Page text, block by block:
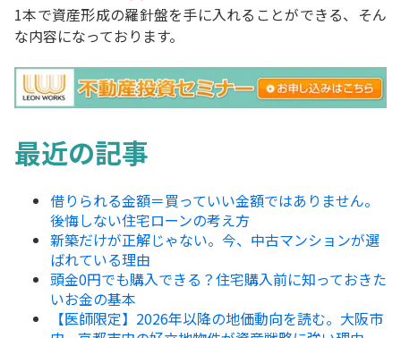
1本で資産形成の羅針盤を手に入れることができる、そん
な内容になっております。
最近の記事
借りられる金額＝買っていい金額ではありません。
後悔しない住宅ローンの考え方
新築だけが正解じゃない。今、中古マンションが選
ばれている理由
頭金0円でも購入できる？住宅購入前に知っておきた
いお金の基本
【医師限定】2026年以降の地価動向を読む。大阪市